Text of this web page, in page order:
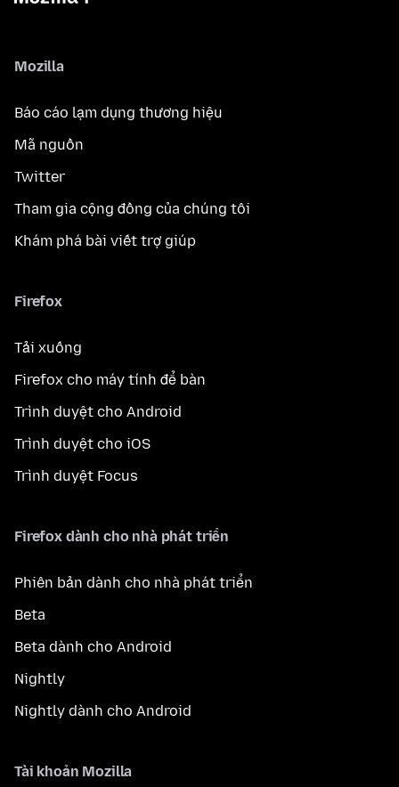
Mozilla
Báo cáo lạm dụng thương hiệu
Mã nguồn
Twitter
Tham gia cộng đồng của chúng tôi
Khám phá bài viết trợ giúp
Firefox
Tải xuống
Firefox cho máy tính để bàn
Trình duyệt cho Android
Trình duyệt cho iOS
Trình duyệt Focus
Firefox dành cho nhà phát triển
Phiên bản dành cho nhà phát triển
Beta
Beta dành cho Android
Nightly
Nightly dành cho Android
Tài khoản Mozilla